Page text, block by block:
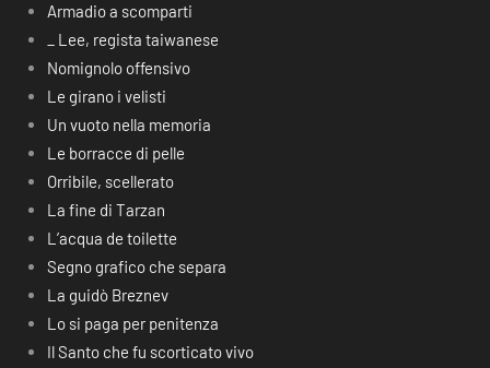
Armadio a scomparti
_ Lee, regista taiwanese
Nomignolo offensivo
Le girano i velisti
Un vuoto nella memoria
Le borracce di pelle
Orribile, scellerato
La fine di Tarzan
L’acqua de toilette
Segno grafico che separa
La guidò Breznev
Lo si paga per penitenza
Il Santo che fu scorticato vivo